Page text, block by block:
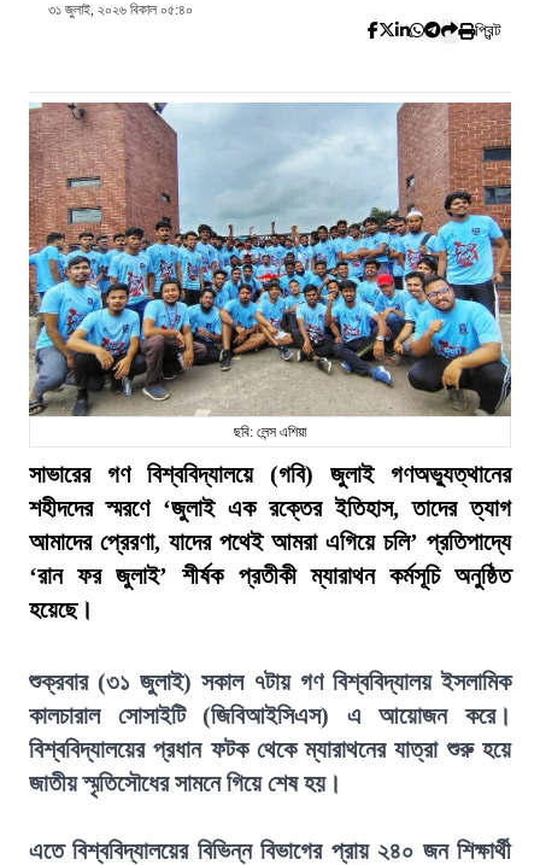
৩১ জুলাই, ২০২৬ বিকাল ০৫:৪০
প্রিন্ট
ছবি: লেন্স এশিয়া
সাভারের গণ বিশ্ববিদ্যালয়ে (গবি) জুলাই গণঅভ্যুত্থানের
শহীদদের স্মরণে ‘জুলাই এক রক্তের ইতিহাস, তাদের ত্যাগ
আমাদের প্রেরণা, যাদের পথেই আমরা এগিয়ে চলি’ প্রতিপাদ্যে
‘রান ফর জুলাই’ শীর্ষক প্রতীকী ম্যারাথন কর্মসূচি অনুষ্ঠিত
হয়েছে।
শুক্রবার (৩১ জুলাই) সকাল ৭টায় গণ বিশ্ববিদ্যালয় ইসলামিক
কালচারাল সোসাইটি (জিবিআইসিএস) এ আয়োজন করে।
বিশ্ববিদ্যালয়ের প্রধান ফটক থেকে ম্যারাথনের যাত্রা শুরু হয়ে
জাতীয় স্মৃতিসৌধের সামনে গিয়ে শেষ হয়।
এতে বিশ্ববিদ্যালয়ের বিভিন্ন বিভাগের প্রায় ২৪০ জন শিক্ষার্থী